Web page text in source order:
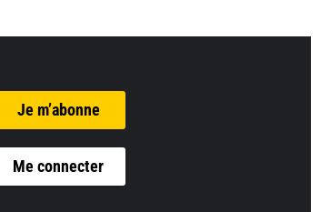
Je m’abonne
Me connecter